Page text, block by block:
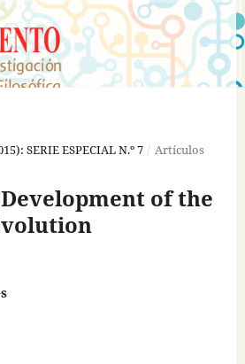
SERIE ESPECIAL N.º 7 / Artículos
of the